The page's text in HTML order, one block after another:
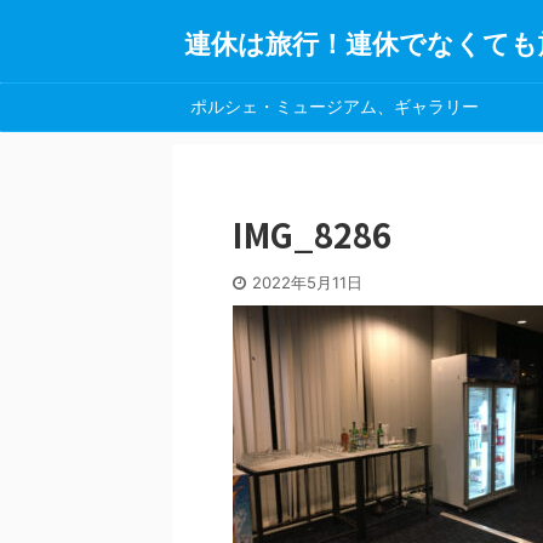
連休は旅行！連休でなくて
ポルシェ・ミュージアム、ギャラリー
IMG_8286
2022年5月11日